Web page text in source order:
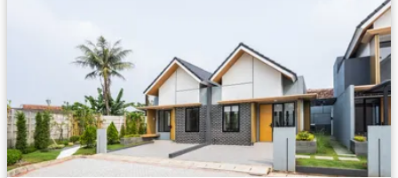
penghuni akan menikmati lingkungan kota mandiri yang telah
dirancang dengan enam danau, jaringan jalan yang saling
terintegrasi, jalur pedestrian yang nyaman, area komersial, serta
rencana pembangunan Summarecon Mall Tangerang. Seluruh
fasilitas tersebut menciptakan kawasan hunian yang nyaman
untuk ditinggali sekaligus memiliki prospek pertumbuhan yang
sangat baik di masa mendatang. Keunggulan Rona Homes -
Konsep Growing House - Setiap unit mengusung desain Tropical
Modern dengan aksen kayu yang memberikan tampilan elegan. -